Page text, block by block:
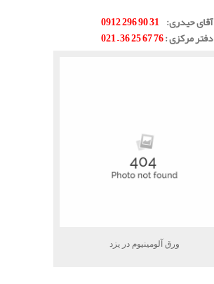
آقای حیدری:
31 90 296 0912
دفتر مرکزی:
76 67 25 36 – 021
ورق آلومینیوم در یزد